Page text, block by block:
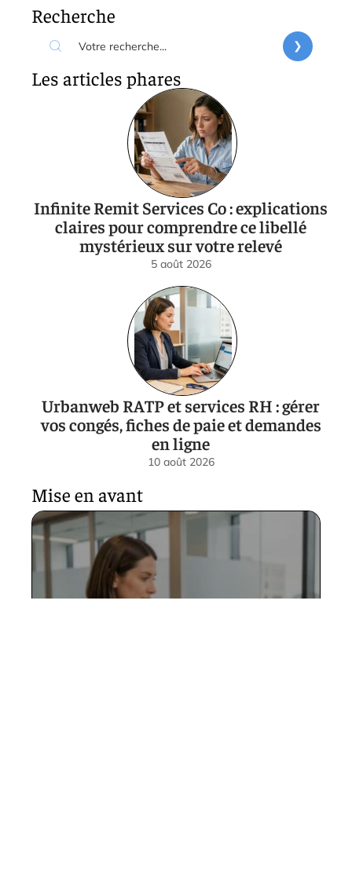
Recherche
Les articles phares
Infinite Remit Services Co : explications
claires pour comprendre ce libellé
mystérieux sur votre relevé
5 août 2026
Urbanweb RATP et services RH : gérer
vos congés, fiches de paie et demandes
en ligne
10 août 2026
Mise en avant
Urbanweb RATP et services